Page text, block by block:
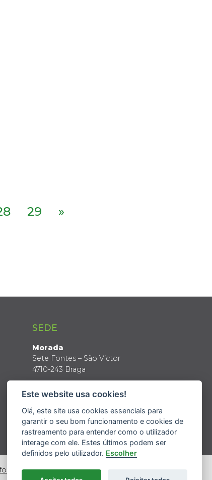
29 »
SEDE
Morada
Sete Fontes – São Victor
4710-243 Braga
Latitude: 41º 34’ N
Longitude: 8º 24’ W
Este website usa cookies!
Olá, este site usa cookies essenciais para
garantir o seu bom funcionamento e cookies de
rastreamento para entender como o utilizador
interage com ele. Estes últimos podem ser
definidos pelo utilizador. Escolher